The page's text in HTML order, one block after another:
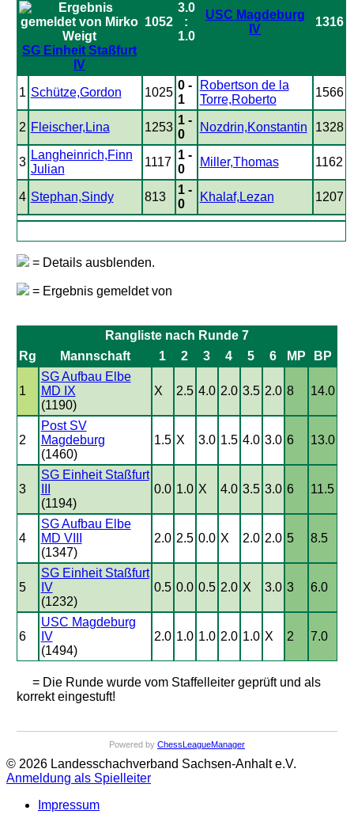
SG Einheit Staßfurt
IV
1052
3.0
:
1.0
USC Magdeburg
IV
1316
1 Schütze,Gordon 1025
0 -
1
Robertson de la
Torre,Roberto
1566
2 Fleischer,Lina 1253
1 -
0
Nozdrin,Konstantin 1328
3
Langheinrich,Finn
Julian
1117
1 -
0
Miller,Thomas 1162
4 Stephan,Sindy 813
1 -
0
Khalaf,Lezan 1207
= Details ausblenden.
= Ergebnis gemeldet von
Rangliste nach Runde 7
Rg
Mannschaft 1 2 3 4 5 6 MP BP
1
SG Aufbau Elbe
MD IX
(1190)
X 2.5 4.0 2.0 3.5 2.0 8 14.0
2
Post SV
Magdeburg
(1460)
1.5 X 3.0 1.5 4.0 3.0 6 13.0
3
SG Einheit Staßfurt
(1194)
0.0 1.0 X 4.0 3.5 3.0 6 11.5
4
SG Aufbau Elbe
MD VIII
(1347)
2.0 2.5 0.0 X 2.0 2.0 5 8.5
5
SG Einheit Staßfurt
IV
(1232)
0.5 0.0 0.5 2.0 X 3.0 3 6.0
6
USC Magdeburg
IV
(1494)
2.0 1.0 1.0 2.0 1.0 X 2 7.0
= Die Runde wurde vom Staffelleiter geprüft und als
korrekt eingestuft!
Powered by ChessLeagueManager
© 2026 Landesschachverband Sachsen-Anhalt e.V.
Anmeldung als Spielleiter
Impressum